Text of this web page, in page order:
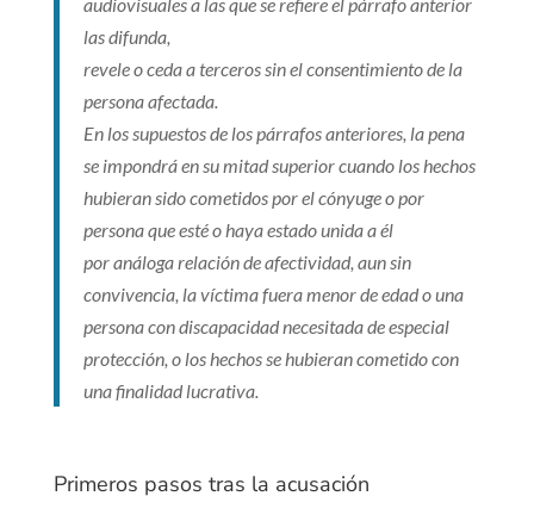
las difunda,
revele o ceda a terceros sin el consentimiento de la
persona afectada.
En los supuestos de los párrafos anteriores, la pena
se impondrá en su mitad superior cuando los hechos
hubieran sido cometidos por el cónyuge o por
persona que esté o haya estado unida a él
por análoga relación de afectividad, aun sin
convivencia, la víctima fuera menor de edad o una
persona con discapacidad necesitada de especial
protección, o los hechos se hubieran cometido con
una finalidad lucrativa.
Primeros pasos tras la acusación